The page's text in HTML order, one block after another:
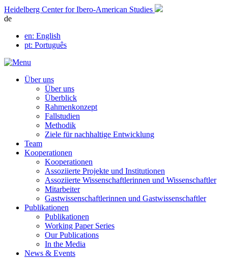
Skip
to
Heidelberg Center for Ibero-American Studies
de
en: English
pt: Português
Über uns
Über uns
Überblick
Rahmenkonzept
Fallstudien
Methodik
Ziele für nachhaltige Entwicklung
Team
Kooperationen
Kooperationen
Assoziierte Projekte und Institutionen
Assoziierte Wissenschaftlerinnen und Wissenschaftler
Mitarbeiter
Gastwissenschaftlerinnen und Gastwissenschaftler
Publikationen
Publikationen
Working Paper Series
Our Publications
In the Media
News & Events